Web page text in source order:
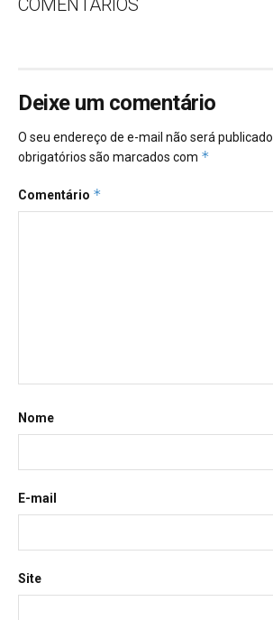
COMENTÁRIOS
Deixe um comentário
O seu endereço de e-mail não será publicado.
obrigatórios são marcados com *
Comentário *
Nome
E-mail
Site